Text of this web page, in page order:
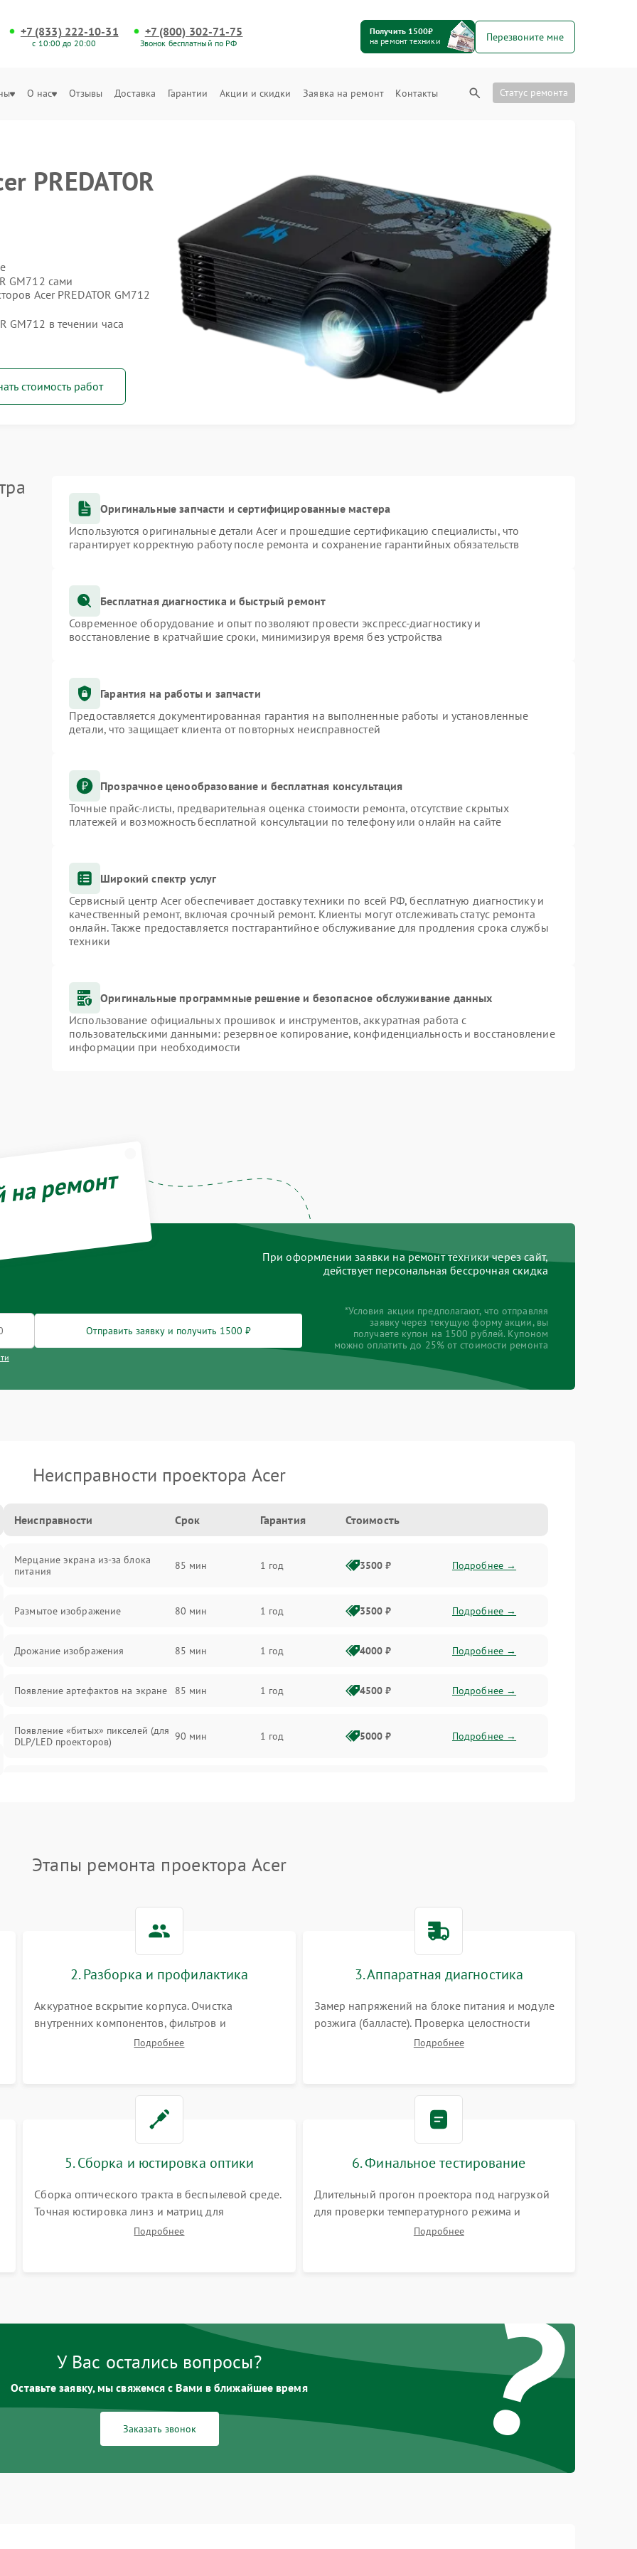
+7 (833) 222-10-31
с 10:00 до 20:00
+7 (800) 302-71-75
Звонок бесплатный по РФ
Получить 1500₽
на ремонт техники
Перезвоните мне
О нас Отзывы Доставка Гарантии Акции и скидки Заявка на ремонт Контакты Статус ремонта
PREDATOR
GM712 сами
Acer PREDATOR GM712
GM712 в течении часа
стоимость работ
Оригинальные запчасти и сертифицированные мастера
Используются оригинальные детали Acer и прошедшие сертификацию специалисты, что
гарантирует корректную работу после ремонта и сохранение гарантийных обязательств
Бесплатная диагностика и быстрый ремонт
Современное оборудование и опыт позволяют провести экспресс-диагностику и
восстановление в кратчайшие сроки, минимизируя время без устройства
Гарантия на работы и запчасти
Предоставляется документированная гарантия на выполненные работы и установленные
детали, что защищает клиента от повторных неисправностей
Прозрачное ценообразование и бесплатная консультация
Точные прайс-листы, предварительная оценка стоимости ремонта, отсутствие скрытых
платежей и возможность бесплатной консультации по телефону или онлайн на сайте
Широкий спектр услуг
Сервисный центр Acer обеспечивает доставку техники по всей РФ, бесплатную диагностику и
качественный ремонт, включая срочный ремонт. Клиенты могут отслеживать статус ремонта
онлайн. Также предоставляется постгарантийное обслуживание для продления срока службы
техники
Оригинальные программные решение и безопасное обслуживание данных
Использование официальных прошивок и инструментов, аккуратная работа с
пользовательскими данными: резервное копирование, конфиденциальность и восстановление
информации при необходимости
ремонт
При оформлении заявки на ремонт техники через сайт,
действует персональная бессрочная скидка
Отправить заявку и получить 1500 ₽
*Условия акции предполагают, что отправляя
заявку через текущую форму акции, вы
получаете купон на 1500 рублей. Купоном
можно оплатить до 25% от стоимости ремонта
Неисправности проектора Acer
Неисправности Срок Гарантия Стоимость
Мерцание экрана из-за блока
питания
85 мин 1 год 3500 ₽ Подробнее →
Размытое изображение 80 мин 1 год 3500 ₽ Подробнее →
Дрожание изображения 85 мин 1 год 4000 ₽ Подробнее →
Появление артефактов на экране 85 мин 1 год 4500 ₽ Подробнее →
Появление «битых» пикселей (для
DLP/LED проекторов)
90 мин 1 год 5000 ₽ Подробнее →
коррекция трапеции (Keystone)
Проблемы с масштабированием
80 мин 3500 ₽ Подробнее →
Этапы ремонта проектора Acer
2. Разборка и профилактика
Аккуратное вскрытие корпуса. Очистка
внутренних компонентов, фильтров и
вентиляторов от накопившейся пыли.
Подробнее
3. Аппаратная диагностика
Замер напряжений на блоке питания и модуле
розжига (балласте). Проверка целостности
цветового колеса (DLP) или поляризаторов (LCD).
Подробнее
5. Сборка и юстировка оптики
Сборка оптического тракта в беспылевой среде.
Точная юстировка линз и матриц для
правильного сведения цветов и устранения
Подробнее
6. Финальное тестирование
Длительный прогон проектора под нагрузкой
для проверки температурного режима и
отсутствия перегрева. Оценка фокуса,
Подробнее
?
У Вас остались вопросы?
Оставьте заявку, мы свяжемся с Вами в ближайшее время
Заказать звонок